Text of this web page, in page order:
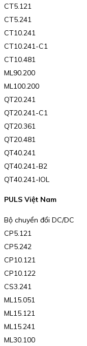
CT5.121
CT5.241
CT10.241
CT10.241-C1
CT10.481
ML90.200
ML100.200
QT20.241
QT20.241-C1
QT20.361
QT20.481
QT40.241
QT40.241-B2
QT40.241-IOL
PULS Việt Nam
Bộ chuyển đổi DC/DC
CP5.121
CP5.242
CP10.121
CP10.122
CS3.241
ML15.051
ML15.121
ML15.241
ML30.100